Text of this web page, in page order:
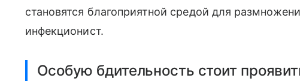
становятся благоприятной средой для
инфекционист.
Особую бдительность стоит